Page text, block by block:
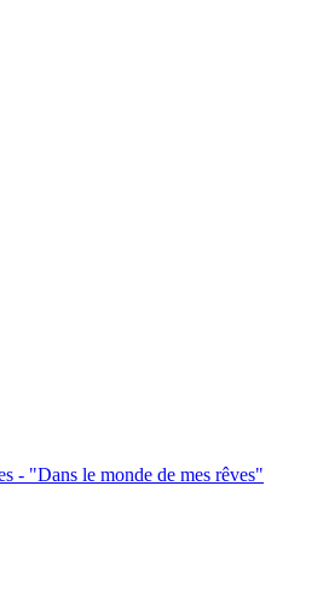
- "Dans le monde de mes rêves"